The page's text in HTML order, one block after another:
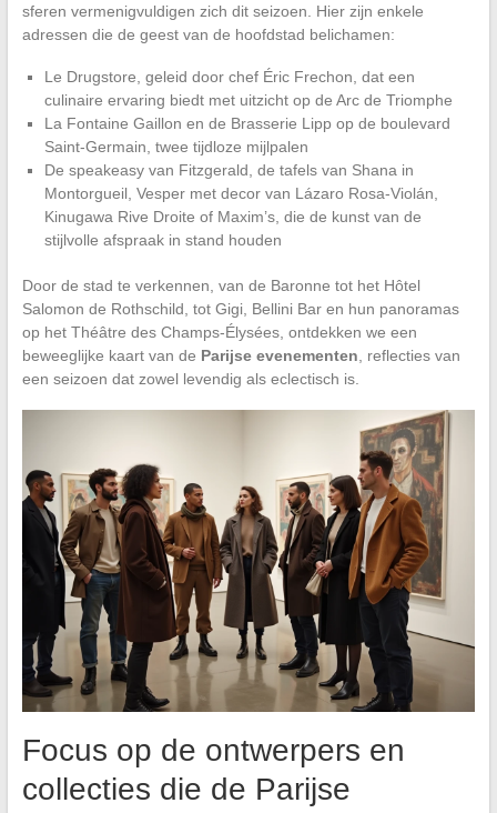
sferen vermenigvuldigen zich dit seizoen. Hier zijn enkele
adressen die de geest van de hoofdstad belichamen:
Le Drugstore, geleid door chef Éric Frechon, dat een
culinaire ervaring biedt met uitzicht op de Arc de Triomphe
La Fontaine Gaillon en de Brasserie Lipp op de boulevard
Saint-Germain, twee tijdloze mijlpalen
De speakeasy van Fitzgerald, de tafels van Shana in
Montorgueil, Vesper met decor van Lázaro Rosa-Violán,
Kinugawa Rive Droite of Maxim’s, die de kunst van de
stijlvolle afspraak in stand houden
Door de stad te verkennen, van de Baronne tot het Hôtel
Salomon de Rothschild, tot Gigi, Bellini Bar en hun panoramas
op het Théâtre des Champs-Élysées, ontdekken we een
beweeglijke kaart van de Parijse evenementen , reflecties van
een seizoen dat zowel levendig als eclectisch is.
Focus op de ontwerpers en
collecties die de Parijse